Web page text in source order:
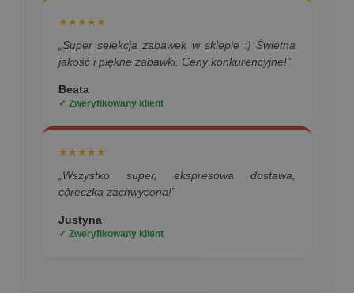
★★★★★
„Super selekcja zabawek w sklepie :) Świetna
jakość i piękne zabawki. Ceny konkurencyjne!”
Beata
✓ Zweryfikowany klient
★★★★★
„Wszystko super, ekspresowa dostawa,
córeczka zachwycona!”
Justyna
✓ Zweryfikowany klient